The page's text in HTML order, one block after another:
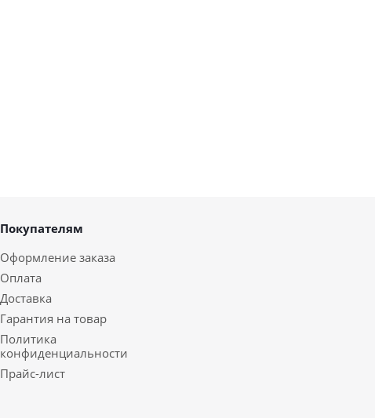
Покупателям
Оформление заказа
Оплата
Доставка
Гарантия на товар
Политика
конфиденциальности
Прайс-лист